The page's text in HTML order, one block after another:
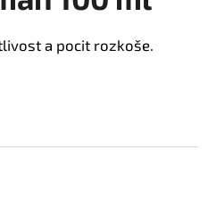
a pocit rozkoše.